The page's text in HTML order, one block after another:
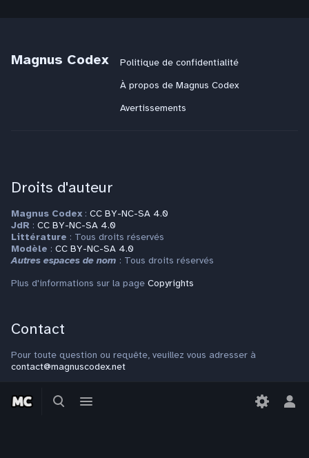
BasculerBasculer
le
Magnus Codex
Politique de confidentialité
À propos de Magnus Codex
Avertissements
Droits d'auteur
Magnus Codex : CC BY-NC-SA 4.0
JdR : CC BY-NC-SA 4.0
Littérature : Tous droits réservés
Modèle : CC BY-NC-SA 4.0
Autres espaces de nom : Tous droits réservés
Plus d'informations sur la page Copyrights
Contact
Pour toute question ou requête, veuillez vous adresser à
contact@magnuscodex.net